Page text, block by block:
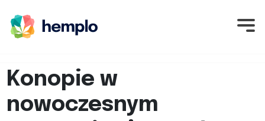
Konopie w
nowoczesnym